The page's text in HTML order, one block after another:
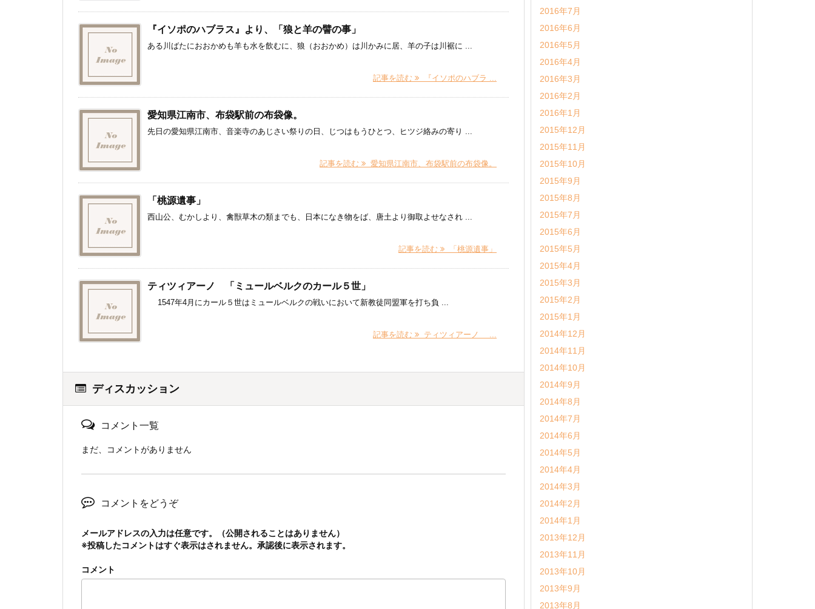
『イソポのハブラス』より、「狼と羊の譬の事」
ある川ばたにおおかめも羊も水を飲むに、狼（おおかめ）は川かみに居、羊の子は川裾に ...
記事を読む 『イソポのハブラ ...
愛知県江南市、布袋駅前の布袋像。
先日の愛知県江南市、音楽寺のあじさい祭りの日、じつはもうひとつ、ヒツジ絡みの寄り ...
記事を読む 愛知県江南市、布袋駅前の布袋像。
「桃源遺事」
西山公、むかしより、禽獣草木の類までも、日本になき物をば、唐土より御取よせなされ ...
記事を読む 「桃源遺事」
ティツィアーノ 「ミュールベルクのカール５世」
1547年4月にカール５世はミュールベルクの戦いにおいて新教徒同盟軍を打ち負 ...
記事を読む ティツィアーノ ...
ディスカッション
コメント一覧
まだ、コメントがありません
コメントをどうぞ
メールアドレスの入力は任意です。（公開されることはありません）
※投稿したコメントはすぐ表示はされません。承認後に表示されます。
コメント
2016年7月
2016年6月
2016年5月
2016年4月
2016年3月
2016年2月
2016年1月
2015年12月
2015年11月
2015年10月
2015年9月
2015年8月
2015年7月
2015年6月
2015年5月
2015年4月
2015年3月
2015年2月
2015年1月
2014年12月
2014年11月
2014年10月
2014年9月
2014年8月
2014年7月
2014年6月
2014年5月
2014年4月
2014年3月
2014年2月
2014年1月
2013年12月
2013年11月
2013年10月
2013年9月
2013年8月